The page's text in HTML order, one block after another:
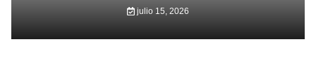
julio 15, 2026